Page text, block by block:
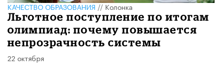
КАЧЕСТВО ОБРАЗОВАНИЯ//Колонка
Льготное поступление по итогам
олимпиад: почему повышается
непрозрачность системы
22 октября